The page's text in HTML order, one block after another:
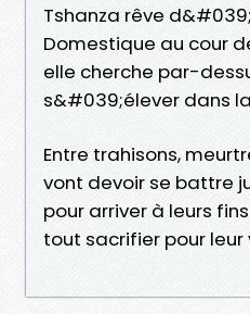
Tshanza rêve
Domestique au cour
elle cherche par-
s&#039;élever dans
Entre trahisons,
vont devoir se battre
pour arriver à leurs
tout sacrifier pour leur